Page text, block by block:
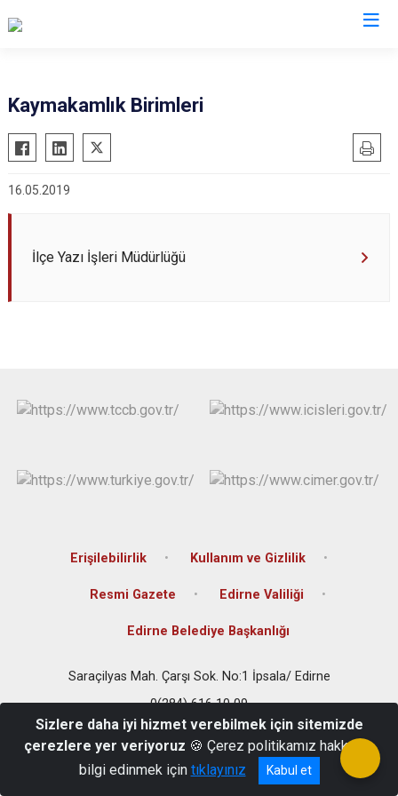
Enez
Havsa
İpsala
Lalapaşa
Süloğlu
Kaymakamlık Birimleri
16.05.2019
İlçe Yazı İşleri Müdürlüğü
Erişilebilirlik Kullanım ve Gizlilik
Resmi Gazete Edirne Valiliği
Edirne Belediye Başkanlığı
Saraçilyas Mah. Çarşı Sok. No:1 İpsala/ Edirne
0(284) 616 10 09
Sizlere daha iyi hizmet verebilmek için sitemizde
çerezlere yer veriyoruz 🍪 Çerez politikamız hakkında
bilgi edinmek için tıklayınız Kabul et